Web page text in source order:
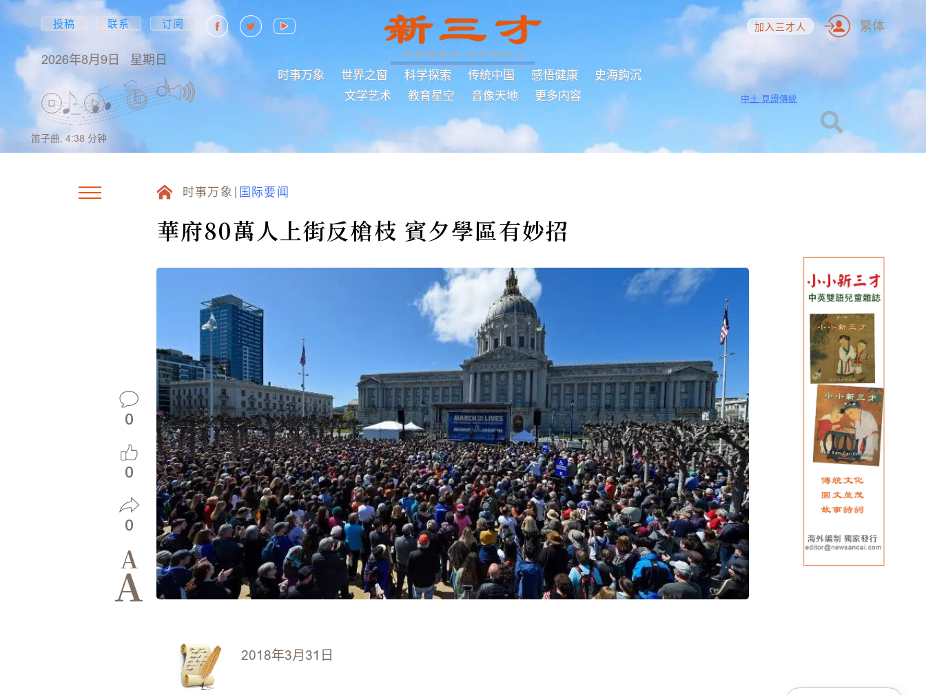
投稿 联系 订阅
2026年8月9日 星期日
时事万象 世界之窗 科学探索 传统中国 感悟健康
史海鈎沉
文学艺术
教育星空 音像天地 更多内容
加入三才人 繁体
中土 見證傳統
笛子曲, 4:38 分钟
时事万象 国际要闻
華府80萬人上街反槍枝 賓夕學區有妙招
0
0
0
A
A
2018年3月31日